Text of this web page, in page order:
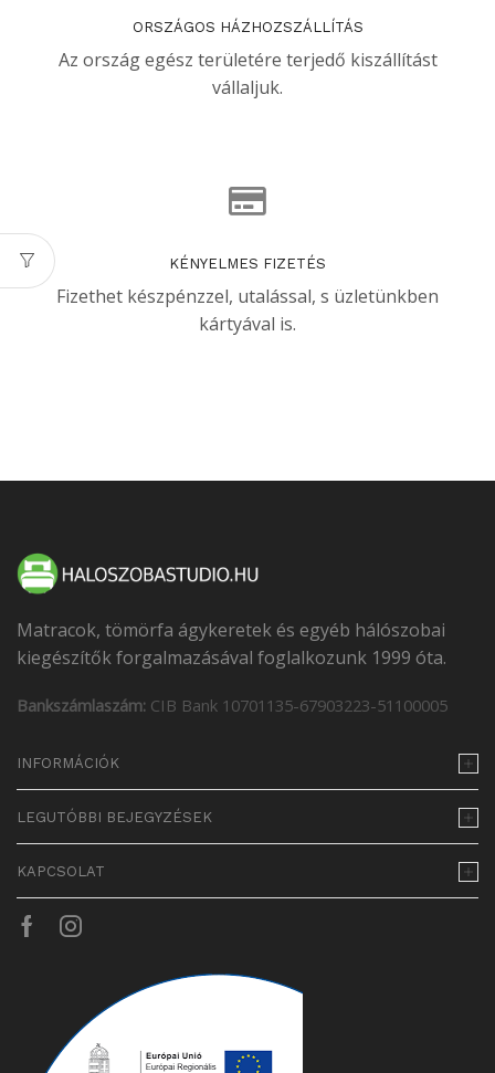
ORSZÁGOS HÁZHOZSZÁLLÍTÁS
Az ország egész területére terjedő kiszállítást
vállaljuk.
KÉNYELMES FIZETÉS
Fizethet készpénzzel, utalással, s üzletünkben
kártyával is.
Matracok, tömörfa ágykeretek és egyéb hálószobai
kiegészítők forgalmazásával foglalkozunk 1999 óta.
Bankszámlaszám: CIB Bank 10701135-67903223-51100005
INFORMÁCIÓK
LEGUTÓBBI BEJEGYZÉSEK
KAPCSOLAT
FacebookInstagram